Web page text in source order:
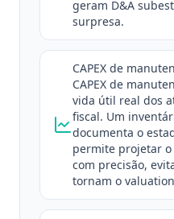
geram D&A
surpresa.
CAPEX de
CAPEX de
vida útil real dos
fiscal. Um
documenta o
permite projetar o
com precisão,
tornam o